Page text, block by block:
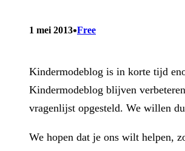
1 mei 2013•Free
Kindermodeblog is in korte tijd
Kindermodeblog blijven
vragenlijst opgesteld. We willen
We hopen dat je ons wilt helpen,